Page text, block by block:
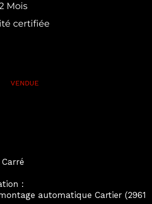
Mois
certifiée
:
automatique Cartier (2961